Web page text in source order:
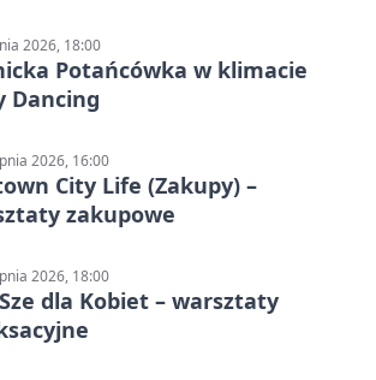
2026, 18:00
Potańcówka w klimacie
Dancing
2026, 16:00
City Life (Zakupy) –
zakupowe
2026, 18:00
dla Kobiet – warsztaty